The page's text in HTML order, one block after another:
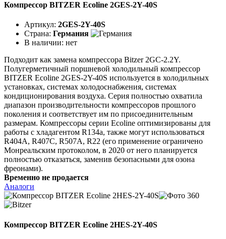
Компрессор BITZER Ecoline 2GES-2Y-40S
Артикул: 2GES-2Y-40S
Страна: Германия
В наличии: нет
Подходит как замена компрессора Bitzer 2GC-2.2Y.
Полугерметичный поршневой холодильный компрессор
BITZER Ecoline 2GES-2Y-40S используется в холодильных
установках, системах холодоснабжения, системах
кондиционирования воздуха. Серия полностью охватила
диапазон производительности компрессоров прошлого
поколения и соответствует им по присоединительным
размерам. Компрессоры серии Ecoline оптимизированы для
работы с хладагентом R134a, также могут использоваться
R404A, R407C, R507A, R22 (его применение ограничено
Монреальским протоколом, в 2020 от него планируется
полностью отказаться, заменив безопасными для озона
фреонами).
Временно не продается
Аналоги
Компрессор BITZER Ecoline 2HES-2Y-40S